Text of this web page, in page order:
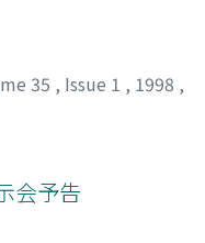
35 , Issue 1 , 1998 ,
会予告